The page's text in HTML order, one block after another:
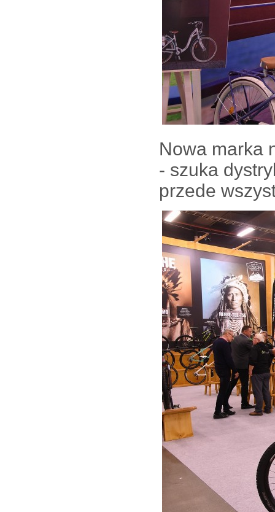
Nowa marka
- szuka
przede